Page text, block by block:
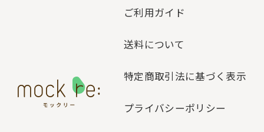
ご利用ガイド
送料について
特定商取引法に基づく表示
プライバシーポリシー